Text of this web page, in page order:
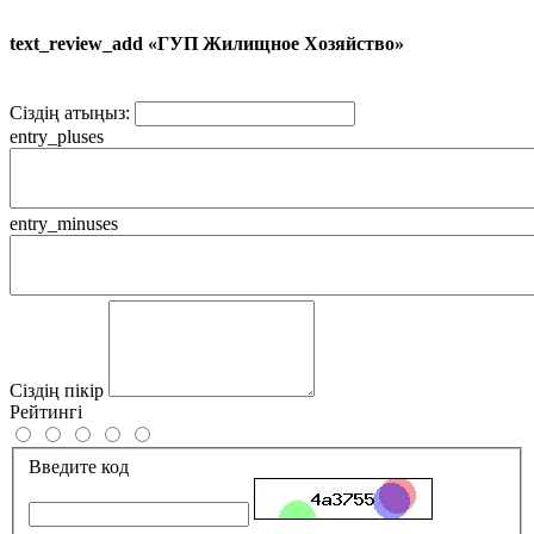
text_review_add «ГУП Жилищное Хозяйство»
Сіздің атыңыз:
entry_pluses
entry_minuses
Сіздің пікір
Рейтингі
Введите код